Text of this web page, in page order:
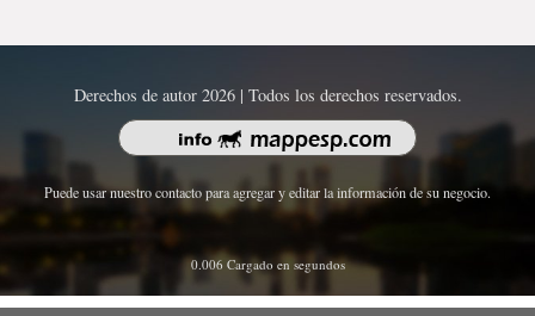
Derechos de autor 2026 | Todos los derechos reservados.
Puede usar nuestro contacto para agregar y editar la información de su negocio.
0.006 Cargado en segundos